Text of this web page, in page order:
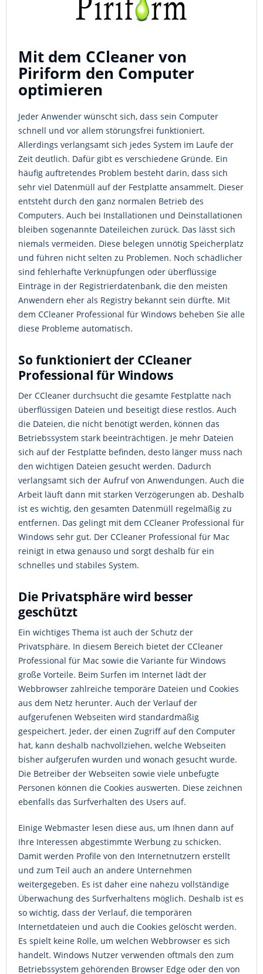
Mit dem CCleaner von
Piriform den Computer
optimieren
Jeder Anwender wünscht sich, dass sein Computer
schnell und vor allem störungsfrei funktioniert.
Allerdings verlangsamt sich jedes System im Laufe der
Zeit deutlich. Dafür gibt es verschiedene Gründe. Ein
häufig auftretendes Problem besteht darin, dass sich
sehr viel Datenmüll auf der Festplatte ansammelt. Dieser
entsteht durch den ganz normalen Betrieb des
Computers. Auch bei Installationen und Deinstallationen
bleiben sogenannte Dateileichen zurück. Das lässt sich
niemals vermeiden. Diese belegen unnötig Speicherplatz
und führen nicht selten zu Problemen. Noch schädlicher
sind fehlerhafte Verknüpfungen oder überflüssige
Einträge in der Registrierdatenbank, die den meisten
Anwendern eher als Registry bekannt sein dürfte. Mit
dem CCleaner Professional für Windows beheben Sie alle
diese Probleme automatisch.
So funktioniert der CCleaner
Professional für Windows
Der CCleaner durchsucht die gesamte Festplatte nach
überflüssigen Dateien und beseitigt diese restlos. Auch
die Dateien, die nicht benötigt werden, können das
Betriebssystem stark beeinträchtigen. Je mehr Dateien
sich auf der Festplatte befinden, desto länger muss nach
den wichtigen Dateien gesucht werden. Dadurch
verlangsamt sich der Aufruf von Anwendungen. Auch die
Arbeit läuft dann mit starken Verzögerungen ab. Deshalb
ist es wichtig, den gesamten Datenmüll regelmäßig zu
entfernen. Das gelingt mit dem CCleaner Professional für
Windows sehr gut. Der CCleaner Professional für Mac
reinigt in etwa genauso und sorgt deshalb für ein
schnelles und stabiles System.
Die Privatsphäre wird besser
geschützt
Ein wichtiges Thema ist auch der Schutz der
Privatsphäre. In diesem Bereich bietet der CCleaner
Professional für Mac sowie die Variante für Windows
große Vorteile. Beim Surfen im Internet lädt der
Webbrowser zahlreiche temporäre Dateien und Cookies
aus dem Netz herunter. Auch der Verlauf der
aufgerufenen Webseiten wird standardmäßig
gespeichert. Jeder, der einen Zugriff auf den Computer
hat, kann deshalb nachvollziehen, welche Webseiten
bisher aufgerufen wurden und wonach gesucht wurde.
Die Betreiber der Webseiten sowie viele unbefugte
Personen können die Cookies auswerten. Diese zeichnen
ebenfalls das Surfverhalten des Users auf.
Einige Webmaster lesen diese aus, um Ihnen dann auf
Ihre Interessen abgestimmte Werbung zu schicken.
Damit werden Profile von den Internetnutzern erstellt
und zum Teil auch an andere Unternehmen
weitergegeben. Es ist daher eine nahezu vollständige
Überwachung des Surfverhaltens möglich. Deshalb ist es
so wichtig, dass der Verlauf, die temporären
Internetdateien und auch die Cookies gelöscht werden.
Es spielt keine Rolle, um welchen Webbrowser es sich
handelt. Windows Nutzer verwenden oftmals den zum
Betriebssystem gehörenden Browser Edge oder den von